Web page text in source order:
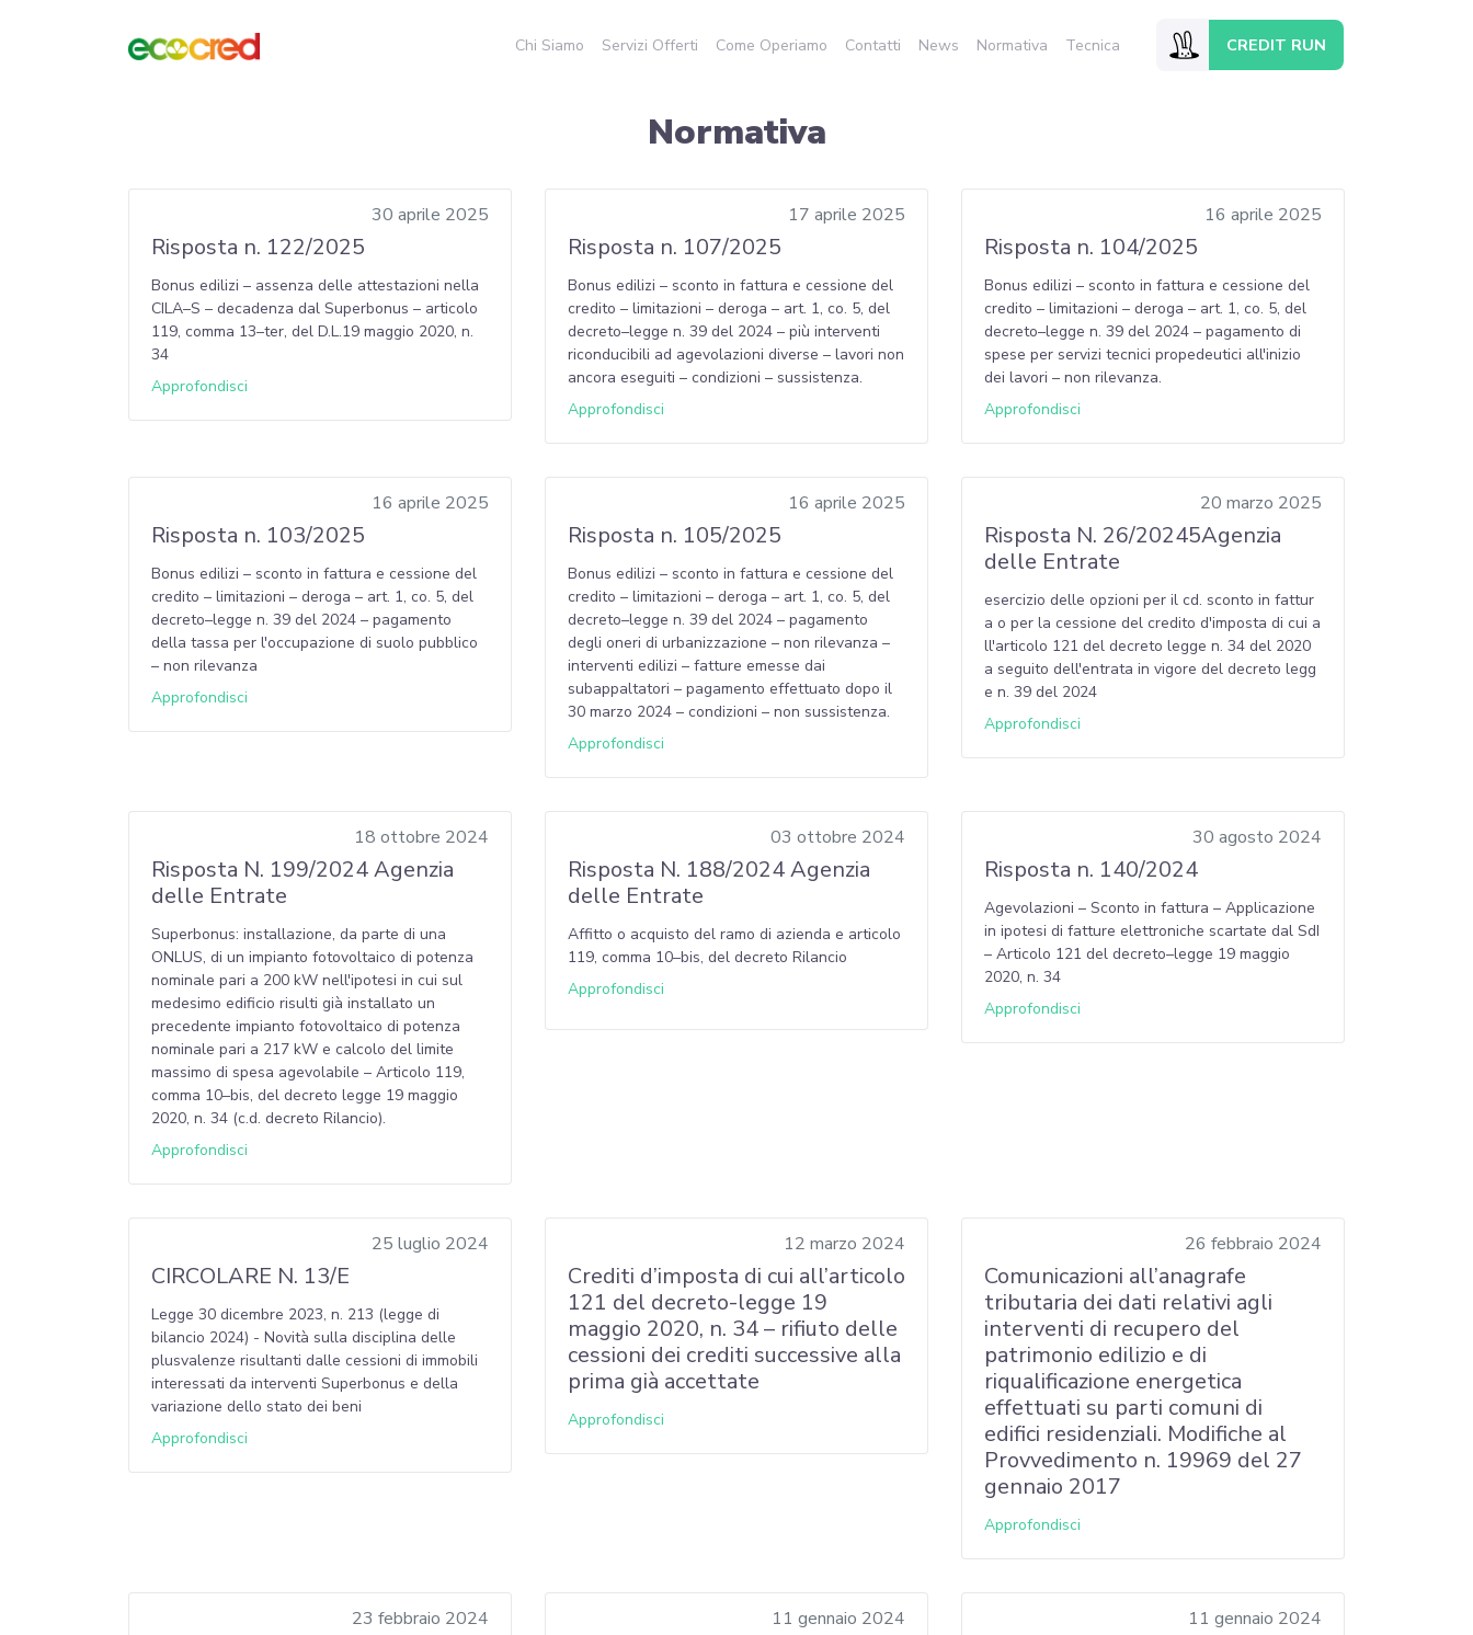
Chi Siamo Servizi Offerti Come Operiamo Contatti News Normativa Tecnica CREDIT RUN
Normativa
30 aprile 2025
Risposta n. 122/2025
Bonus edilizi – assenza delle attestazioni nella
CILA–S – decadenza dal Superbonus – articolo
119, comma 13–ter, del D.L.19 maggio 2020, n.
34
Approfondisci
17 aprile 2025
Risposta n. 107/2025
Bonus edilizi – sconto in fattura e cessione del
credito – limitazioni – deroga – art. 1, co. 5, del
decreto–legge n. 39 del 2024 – più interventi
riconducibili ad agevolazioni diverse – lavori non
ancora eseguiti – condizioni – sussistenza.
Approfondisci
16 aprile 2025
Risposta n. 104/2025
Bonus edilizi – sconto in fattura e cessione del
credito – limitazioni – deroga – art. 1, co. 5, del
decreto–legge n. 39 del 2024 – pagamento di
spese per servizi tecnici propedeutici all'inizio
dei lavori – non rilevanza.
Approfondisci
16 aprile 2025
Risposta n. 103/2025
Bonus edilizi – sconto in fattura e cessione del
credito – limitazioni – deroga – art. 1, co. 5, del
decreto–legge n. 39 del 2024 – pagamento
della tassa per l'occupazione di suolo pubblico
– non rilevanza
Approfondisci
16 aprile 2025
Risposta n. 105/2025
Bonus edilizi – sconto in fattura e cessione del
credito – limitazioni – deroga – art. 1, co. 5, del
decreto–legge n. 39 del 2024 – pagamento
degli oneri di urbanizzazione – non rilevanza –
interventi edilizi – fatture emesse dai
subappaltatori – pagamento effettuato dopo il
30 marzo 2024 – condizioni – non sussistenza.
Approfondisci
20 marzo 2025
Risposta N. 26/20245Agenzia
delle Entrate
esercizio delle opzioni per il cd. sconto in fattur
a o per la cessione del credito d'imposta di cui a
ll'articolo 121 del decreto legge n. 34 del 2020
a seguito dell'entrata in vigore del decreto legg
e n. 39 del 2024
Approfondisci
18 ottobre 2024
Risposta N. 199/2024 Agenzia
delle Entrate
Superbonus: installazione, da parte di una
ONLUS, di un impianto fotovoltaico di potenza
nominale pari a 200 kW nell'ipotesi in cui sul
medesimo edificio risulti già installato un
precedente impianto fotovoltaico di potenza
nominale pari a 217 kW e calcolo del limite
massimo di spesa agevolabile – Articolo 119,
comma 10–bis, del decreto legge 19 maggio
2020, n. 34 (c.d. decreto Rilancio).
Approfondisci
03 ottobre 2024
Risposta N. 188/2024 Agenzia
delle Entrate
Affitto o acquisto del ramo di azienda e articolo
119, comma 10–bis, del decreto Rilancio
Approfondisci
30 agosto 2024
Risposta n. 140/2024
Agevolazioni – Sconto in fattura – Applicazione
in ipotesi di fatture elettroniche scartate dal SdI
– Articolo 121 del decreto–legge 19 maggio
2020, n. 34
Approfondisci
25 luglio 2024
CIRCOLARE N. 13/E
Legge 30 dicembre 2023, n. 213 (legge di
bilancio 2024) - Novità sulla disciplina delle
plusvalenze risultanti dalle cessioni di immobili
interessati da interventi Superbonus e della
variazione dello stato dei beni
Approfondisci
12 marzo 2024
Crediti d’imposta di cui all’articolo
121 del decreto-legge 19
maggio 2020, n. 34 – rifiuto delle
cessioni dei crediti successive alla
prima già accettate
Approfondisci
26 febbraio 2024
Comunicazioni all’anagrafe
tributaria dei dati relativi agli
interventi di recupero del
patrimonio edilizio e di
riqualificazione energetica
effettuati su parti comuni di
edifici residenziali. Modifiche al
Provvedimento n. 19969 del 27
gennaio 2017
Approfondisci
23 febbraio 2024 11 gennaio 2024 11 gennaio 2024